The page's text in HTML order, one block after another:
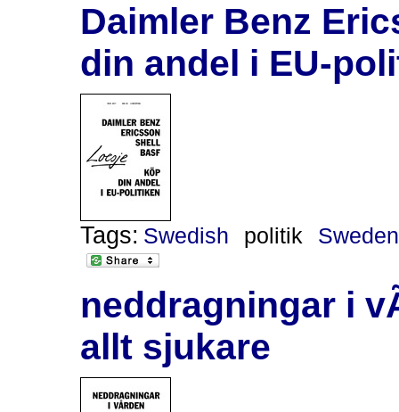
Daimler Benz
din andel i EU-
Tags: Swedish politik Sweden
neddragningar i
allt sjukare